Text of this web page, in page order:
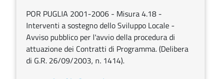
POR PUGLIA 2001-2006 - Misura 4.18 -
Interventi a sostegno dello Sviluppo Locale -
Avviso pubblico per l'avvio della procedura di
attuazione dei Contratti di Programma. (Delibera
di G.R. 26/09/2003, n. 1414).